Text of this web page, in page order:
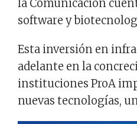
la Comunicación
software y
Esta inversión en
adelante en la
instituciones ProA
nuevas tecnologías,